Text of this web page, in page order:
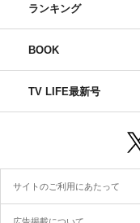
ランキング
BOOK
TV LIFE最新号
サイトのご利用にあたって